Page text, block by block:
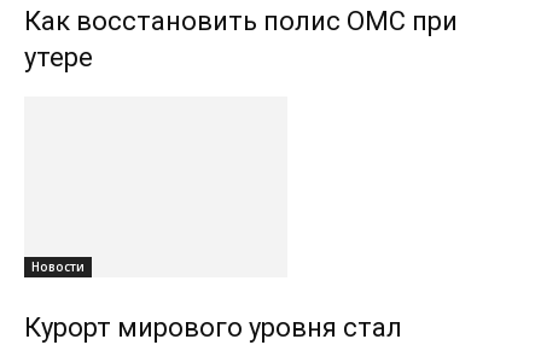
Как восстановить полис ОМС при
утере
Новости
Курорт мирового уровня стал